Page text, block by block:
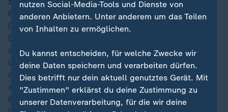
64′
00:27
Die Three Lions ziehen die Zügel wieder etwas an und
drücken auf weitere Treffer. Fast schon sträflich ist
dabei wieder die Rückwärtsbewegung der Franzosen,
die lediglich mit sechs Mann hinten stehen. Die
anderen Spieler warten vorne ab.
63′
nutzen Social-Media-Tools und Dienste von
anderen Anbietern. Unter anderem um das Teilen
von Inhalten zu ermöglichen.
Du kannst entscheiden, für welche Zwecke wir
deine Daten speichern und verarbeiten dürfen.
Dies betrifft nur dein aktuell genutztes Gerät. Mit
"Zustimmen" erklärst du deine Zustimmung zu
unserer Datenverarbeitung, für die wir deine